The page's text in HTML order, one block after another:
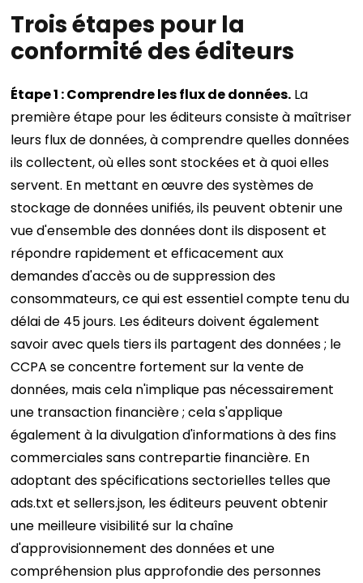
Trois étapes pour la
conformité des éditeurs
Étape 1 : Comprendre les flux de données. La
première étape pour les éditeurs consiste à maîtriser
leurs flux de données, à comprendre quelles données
ils collectent, où elles sont stockées et à quoi elles
servent. En mettant en œuvre des systèmes de
stockage de données unifiés, ils peuvent obtenir une
vue d'ensemble des données dont ils disposent et
répondre rapidement et efficacement aux
demandes d'accès ou de suppression des
consommateurs, ce qui est essentiel compte tenu du
délai de 45 jours. Les éditeurs doivent également
savoir avec quels tiers ils partagent des données ; le
CCPA se concentre fortement sur la vente de
données, mais cela n'implique pas nécessairement
une transaction financière ; cela s'applique
également à la divulgation d'informations à des fins
commerciales sans contrepartie financière. En
adoptant des spécifications sectorielles telles que
ads.txt et sellers.json, les éditeurs peuvent obtenir
une meilleure visibilité sur la chaîne
d'approvisionnement des données et une
compréhension plus approfondie des personnes